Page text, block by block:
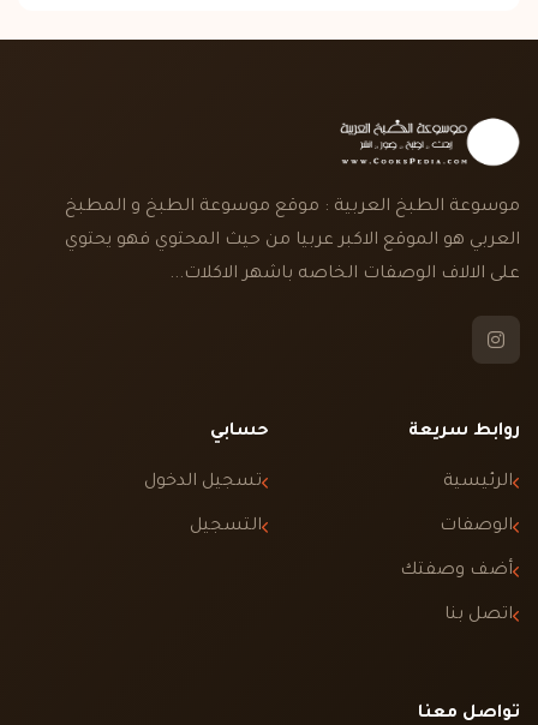
موسوعة الطبخ العربية : موقع موسوعة الطبخ و المطبخ
العربي هو الموقع الاكبر عربيا من حيث المحتوي فهو يحتوي
على الالاف الوصفات الخاصه باشهر الاكلات...
روابط سريعة
الرئيسية
الوصفات
أضف وصفتك
اتصل بنا
حسابي
تسجيل الدخول
التسجيل
تواصل معنا